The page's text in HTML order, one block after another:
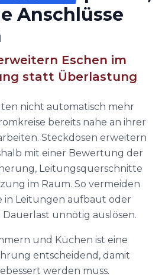
Anschlüsse
Eschen im
statt Überlastung
nicht automatisch mehr
bereits nahe an ihrer
Steckdosen erweitern
mit einer Bewertung der
Leitungsquerschnitte
im Raum. So vermeiden
in Leitungen aufbaut oder
unnötig auslösen.
und Küchen ist eine
entscheidend, damit
werden muss.